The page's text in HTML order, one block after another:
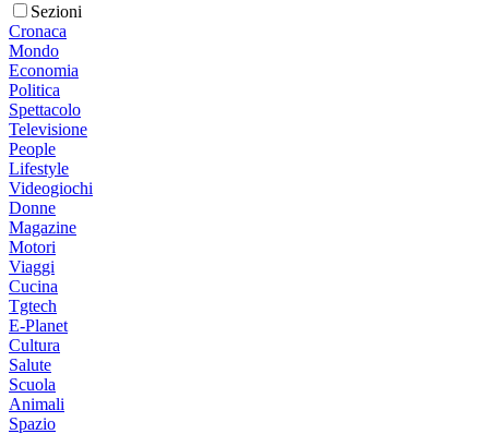
Sezioni
Cronaca
Mondo
Economia
Politica
Spettacolo
Televisione
People
Lifestyle
Videogiochi
Donne
Magazine
Motori
Viaggi
Cucina
Tgtech
E-Planet
Cultura
Salute
Scuola
Animali
Spazio